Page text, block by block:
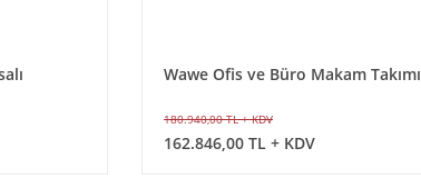
Wawe Ofis ve Büro Makam Takımı
180.940,00 TL + KDV
162.846,00 TL + KDV